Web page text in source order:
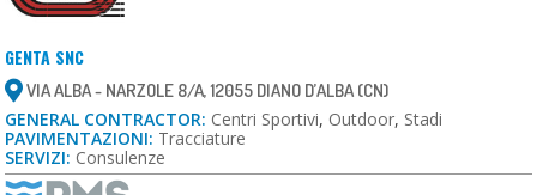
GENTA SNC
VIA ALBA - NARZOLE 8/A, 12055 DIANO D’ALBA (CN)
GENERAL CONTRACTOR: Centri Sportivi, Outdoor, Stadi
PAVIMENTAZIONI: Tracciature
SERVIZI: Consulenze